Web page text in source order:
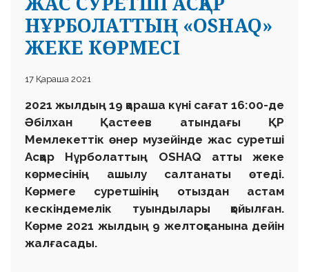
НҰРБОЛАТТЫҢ «OSHAQ»
ЖЕКЕ КӨРМЕСІ
17 Қараша 2021
2021 жылдың 19 қараша күні сағат 16:00-де
Әбілхан Қастеев атындағы ҚР
Мемлекеттік өнер музейінде жас суретші
Асқар Нұрболаттың OSHAQ атты жеке
көрмесінің ашылу салтанаты өтеді.
Көрмеге суретшінің отыздан астам
кескіндемелік туындылары қойылған.
Көрме 2021 жылдың 9 желтоқсанына дейін
жалғасады.